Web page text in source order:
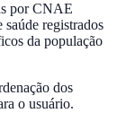
por CNAE
registrados
da população
dos
o usuário.